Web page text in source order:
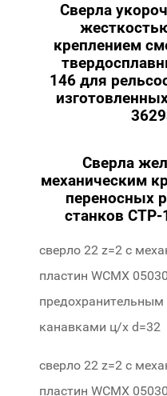
Сверла
креплением
146 для
Сверла
механическим
переносных
станков
сверло 22 z=2 с
пластин WCMX
канавками ц/х d=32
сверло 22 z=2 с
пластин WCMX